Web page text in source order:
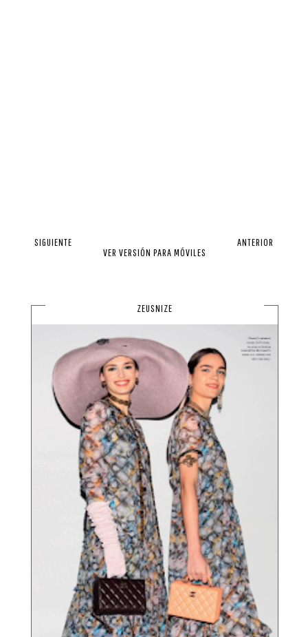
SIGUIENTE
ANTERIOR
VER VERSIÓN PARA MÓVILES
ZEUSNIZE